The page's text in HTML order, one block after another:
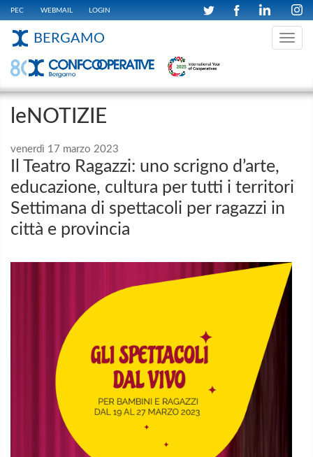
PEC WEBMAIL LOGIN
Toggle
BERGAMO
leNOTIZIE
venerdì 17 marzo 2023
Il Teatro Ragazzi: uno scrigno d’arte,
educazione, cultura per tutti i territori
Settimana di spettacoli per ragazzi in
città e provincia